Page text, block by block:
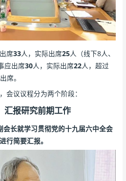
席33人，实际出席25人（线下8人、
应出席30人，实际出席22人，超过
席。
议议程分为两个阶段：
汇报研究前期工作
会长就学习贯彻党的十九届六中全会
行简要汇报。